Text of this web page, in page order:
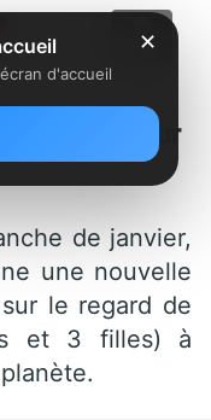
sur
de janvier,
une nouvelle
le regard de
et 3 filles) à
✕
d'accueil